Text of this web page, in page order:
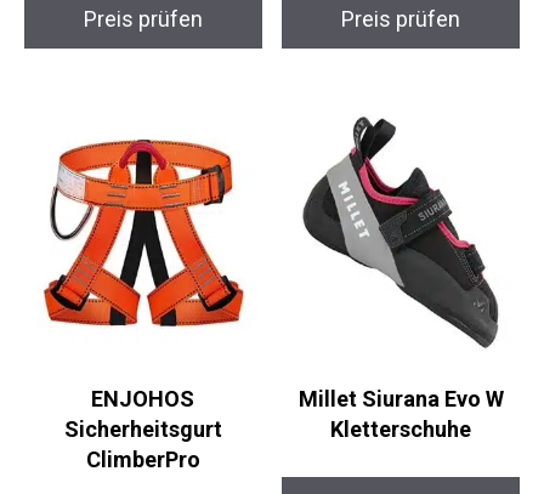
Preis prüfen Preis prüfen
ENJOHOS
Sicherheitsgurt
ClimberPro
Millet Siurana Evo W
Kletterschuhe